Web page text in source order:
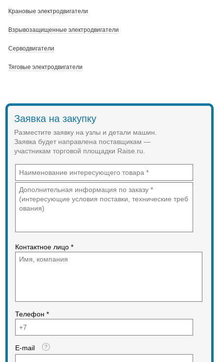
Крановые электродвигатели
Взрывозащищенные электродвигатели
Серводвигатели
Тяговые электродвигатели
Заявка на закупку
Разместите заявку на узлы и детали машин.
Заявка будет направлена поставщикам —
участникам торговой площадки Raise.ru.
Контактное лицо *
Телефон *
E-mail